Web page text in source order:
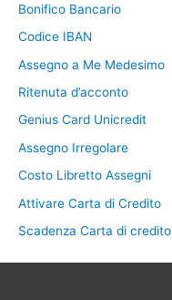
Bonifico Bancario
Codice IBAN
Assegno a Me Medesimo
Ritenuta d’acconto
Genius Card Unicredit
Assegno Irregolare
Costo Libretto Assegni
Attivare Carta di Credito
Scadenza Carta di credito